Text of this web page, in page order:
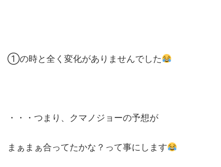
①の時と全く変化がありませんでした
・・・つまり、クマノジョーの予想が
まぁまぁ合ってたかな？って事にします